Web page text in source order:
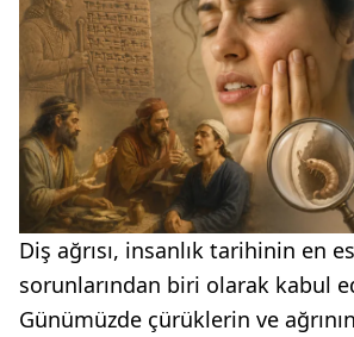
Diş ağrısı, insanlık tarihinin en
sorunlarından biri olarak kabul
Günümüzde çürüklerin ve